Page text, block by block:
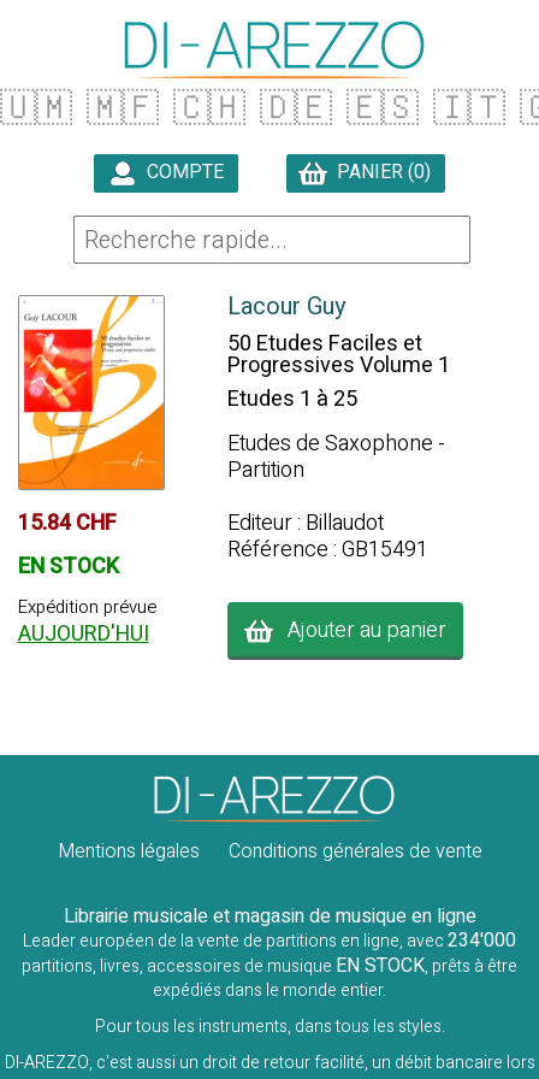
🇺🇲 🇲🇫 🇨🇭 🇩🇪 🇪🇸 🇮🇹
COMPTE PANIER (0)
15.84 CHF
EN STOCK
Expédition prévue
AUJOURD'HUI
Lacour Guy
50 Etudes Faciles et
Progressives Volume 1
Etudes 1 à 25
Etudes de Saxophone -
Partition
Editeur : Billaudot
Référence : GB15491
Ajouter au panier
Mentions légales Conditions générales de vente
Librairie musicale et magasin de musique en ligne
Leader européen de la vente de partitions en ligne, avec234'000
partitions, livres, accessoires de musique EN STOCK, prêts à être
expédiés dans le monde entier.
Pour tous les instruments, dans tous les styles.
DI-AREZZO, c'est aussi un droit de retour facilité, un débit bancaire lors